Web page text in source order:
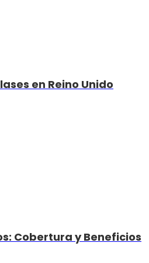
en Reino Unido
Cobertura y Beneficios